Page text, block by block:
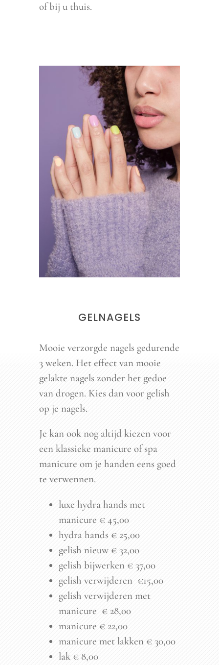
of bij u thuis.
GELNAGELS
Mooie verzorgde nagels gedurende
3 weken. Het effect van mooie
gelakte nagels zonder het gedoe
van drogen. Kies dan voor gelish
op je nagels.
Je kan ook nog altijd kiezen voor
een klassieke manicure of spa
manicure om je handen eens goed
te verwennen.
luxe hydra hands met
manicure € 45,00
hydra hands € 25,00
gelish nieuw € 32,00
gelish bijwerken € 37,00
gelish verwijderen €15,00
gelish verwijderen met
manicure € 28,00
manicure € 22,00
manicure met lakken € 30,00
lak € 8,00